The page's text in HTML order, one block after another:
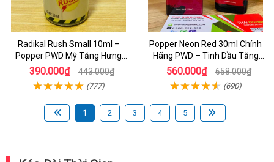
Radikal Rush Small 10ml –
Popper PWD Mỹ Tăng Hưng
Phấn, Kích Thích Cực Mạnh Cho
Cuộc Yêu
390.000₫ 443.000₫
(777)
Popper Neon Red 30ml Chính
Hãng PWD – Tinh Dầu Tăng
Hưng Phấn Cực Mạnh Cho Bot
560.000₫ 658.000₫
(690)
1 2 3 4 5